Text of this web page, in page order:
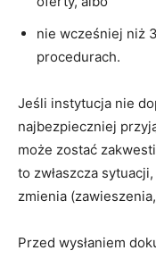
nie wcześniej niż
procedurach.
Jeśli instytucja nie
najbezpieczniej
może zostać
to zwłaszcza
zmienia
Przed wysłaniem